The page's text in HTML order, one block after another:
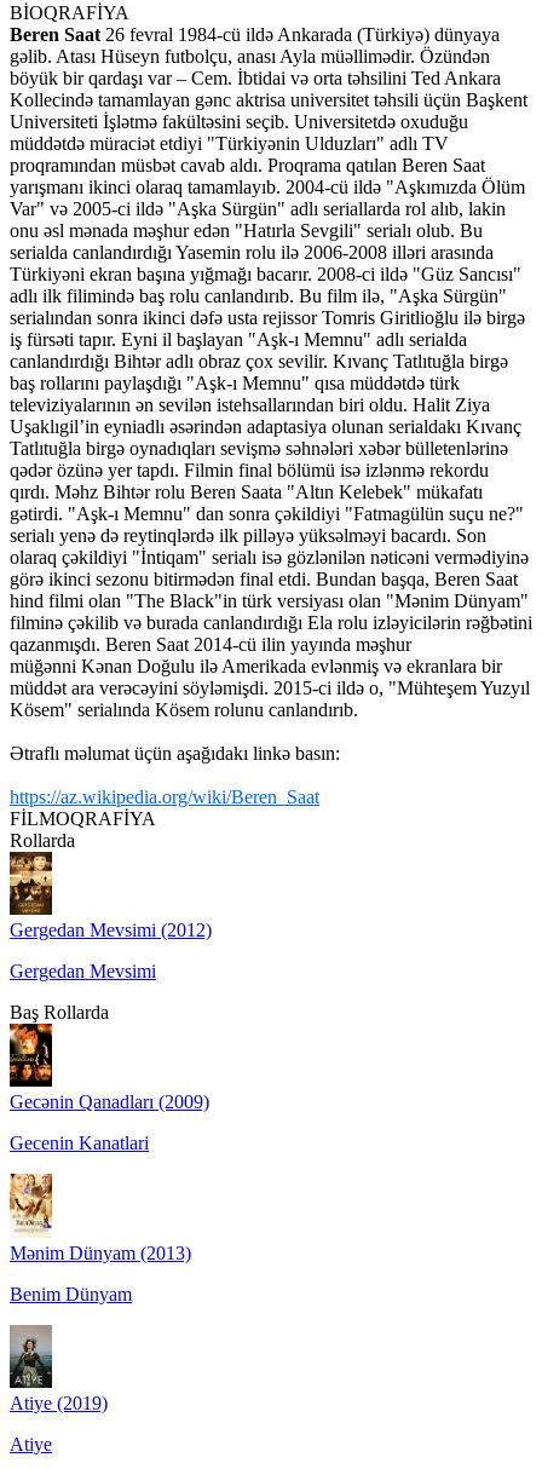
BİOQRAFİYA
Beren Saat 26 fevral 1984-cü ildə Ankarada (Türkiyə) dünyaya
gəlib. Atası Hüseyn futbolçu, anası Ayla müəllimədir. Özündən
böyük bir qardaşı var – Cem. İbtidai və orta təhsilini Ted Ankara
Kollecində tamamlayan gənc aktrisa universitet təhsili üçün Başkent
Universiteti İşlətmə fakültəsini seçib. Universitetdə oxuduğu
müddətdə müraciət etdiyi "Türkiyənin Ulduzları" adlı TV
proqramından müsbət cavab aldı. Proqrama qatılan Beren Saat
yarışmanı ikinci olaraq tamamlayıb. 2004-cü ildə "Aşkımızda Ölüm
Var" və 2005-ci ildə "Aşka Sürgün" adlı seriallarda rol alıb, lakin
onu əsl mənada məşhur edən "Hatırla Sevgili" serialı olub. Bu
serialda canlandırdığı Yasemin rolu ilə 2006-2008 illəri arasında
Türkiyəni ekran başına yığmağı bacarır. 2008-ci ildə "Güz Sancısı"
adlı ilk filimində baş rolu canlandırıb. Bu film ilə, "Aşka Sürgün"
serialından sonra ikinci dəfə usta rejissor Tomris Giritlioğlu ilə birgə
iş fürsəti tapır. Eyni il başlayan "Aşk-ı Memnu" adlı serialda
canlandırdığı Bihtər adlı obraz çox sevilir. Kıvanç Tatlıtuğla birgə
baş rollarını paylaşdığı "Aşk-ı Memnu" qısa müddətdə türk
televiziyalarının ən sevilən istehsallarından biri oldu. Halit Ziya
Uşaklıgil’in eyniadlı əsərindən adaptasiya olunan serialdakı Kıvanç
Tatlıtuğla birgə oynadıqları sevişmə səhnələri xəbər bülletenlərinə
qədər özünə yer tapdı. Filmin final bölümü isə izlənmə rekordu
qırdı. Məhz Bihtər rolu Beren Saata "Altın Kelebek" mükafatı
gətirdi. "Aşk-ı Memnu" dan sonra çəkildiyi "Fatmagülün suçu ne?"
serialı yenə də reytinqlərdə ilk pilləyə yüksəlməyi bacardı. Son
olaraq çəkildiyi "İntiqam" serialı isə gözlənilən nəticəni vermədiyinə
görə ikinci sezonu bitirmədən final etdi. Bundan başqa, Beren Saat
hind filmi olan "The Black"in türk versiyası olan "Mənim Dünyam"
filminə çəkilib və burada canlandırdığı Ela rolu izləyicilərin rəğbətini
qazanmışdı. Beren Saat 2014-cü ilin yayında məşhur
müğənni Kənan Doğulu ilə Amerikada evlənmiş və ekranlara bir
müddət ara verəcəyini söyləmişdi. 2015-ci ildə o, "Mühteşem Yuzyıl
Kösem" serialında Kösem rolunu canlandırıb.
Ətraflı məlumat üçün aşağıdakı linkə basın:
https://az.wikipedia.org/wiki/Beren_Saat
FİLMOQRAFİYA
Rollarda
Gergedan Mevsimi (2012)
Gergedan Mevsimi
Baş Rollarda
Gecənin Qanadları (2009)
Gecenin Kanatlari
Mənim Dünyam (2013)
Benim Dünyam
Atiye (2019)
Atiye